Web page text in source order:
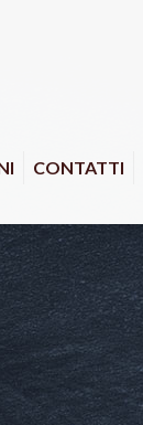
CONTATTI